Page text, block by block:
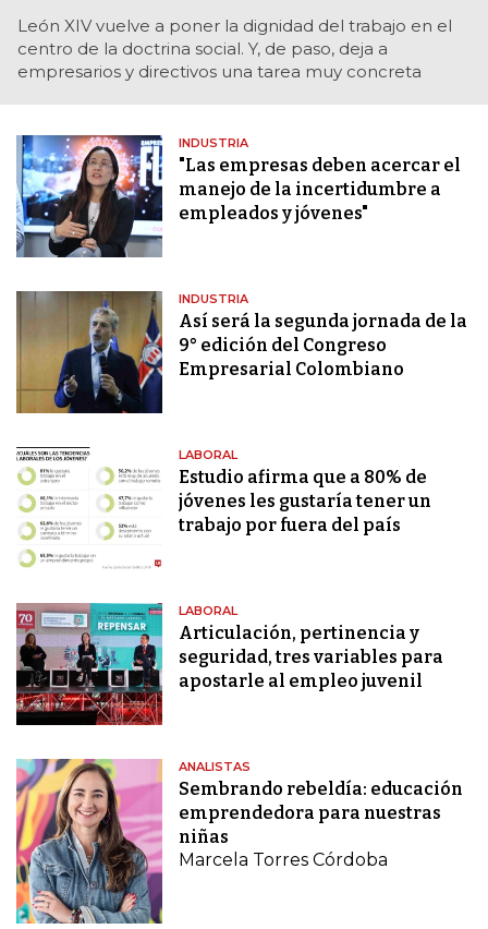
León XIV vuelve a poner la dignidad del trabajo en el
centro de la doctrina social. Y, de paso, deja a
empresarios y directivos una tarea muy concreta
INDUSTRIA
"Las empresas deben acercar el
manejo de la incertidumbre a
empleados y jóvenes"
INDUSTRIA
Así será la segunda jornada de la
9° edición del Congreso
Empresarial Colombiano
LABORAL
Estudio afirma que a 80% de
jóvenes les gustaría tener un
trabajo por fuera del país
LABORAL
Articulación, pertinencia y
seguridad, tres variables para
apostarle al empleo juvenil
ANALISTAS
Sembrando rebeldía: educación
emprendedora para nuestras
niñas
Marcela Torres Córdoba